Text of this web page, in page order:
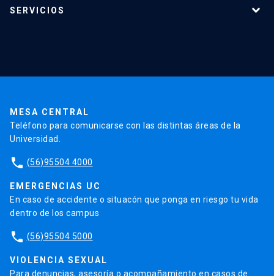
Investigación
SERVICIOS
MESA CENTRAL
Teléfono para comunicarse con las distintas áreas de la
Universidad.
phone (56)95504 4000
EMERGENCIAS UC
En caso de accidente o situacón que ponga en riesgo tu vida
dentro de los campus
phone (56)95504 5000
VIOLENCIA SEXUAL
Para denuncias, asesoría o acompañamiento en casos de